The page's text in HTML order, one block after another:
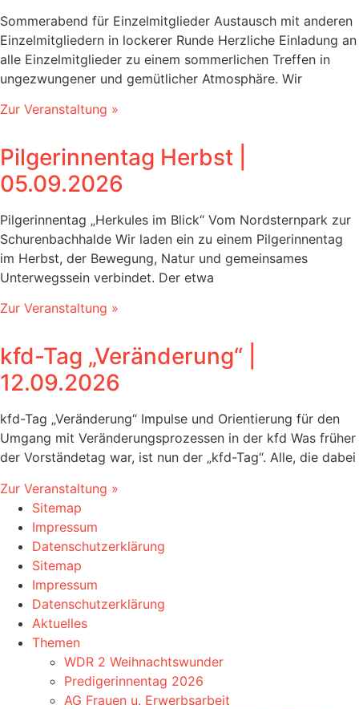
Sommerabend für Einzelmitglieder Austausch mit anderen
Einzelmitgliedern in lockerer Runde Herzliche Einladung an
alle Einzelmitglieder zu einem sommerlichen Treffen in
ungezwungener und gemütlicher Atmosphäre. Wir
Zur Veranstaltung »
Pilgerinnentag Herbst |
05.09.2026
Pilgerinnentag „Herkules im Blick“ Vom Nordsternpark zur
Schurenbachhalde Wir laden ein zu einem Pilgerinnentag
im Herbst, der Bewegung, Natur und gemeinsames
Unterwegssein verbindet. Der etwa
Zur Veranstaltung »
kfd-Tag „Veränderung“‎ |
12.09.2026
kfd-Tag „Veränderung“ Impulse und Orientierung für den
Umgang mit Veränderungsprozessen in der kfd Was früher
der Vorständetag war, ist nun der „kfd-Tag“. Alle, die dabei
Zur Veranstaltung »
Sitemap
Impressum
Datenschutzerklärung
Sitemap
Impressum
Datenschutzerklärung
Aktuelles
Themen
WDR 2 Weihnachtswunder
Predigerinnentag 2026
AG Frauen u. Erwerbsarbeit